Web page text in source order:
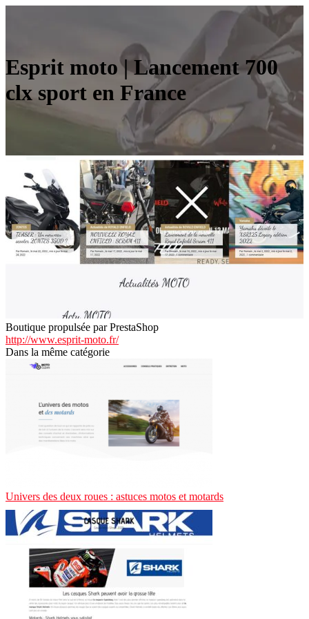
Esprit moto | Lancement 700
clx sport en France
Boutique propulsée par PrestaShop
http://www.esprit-moto.fr/
Dans la même catégorie
Univers des deux roues : astuces motos et motards